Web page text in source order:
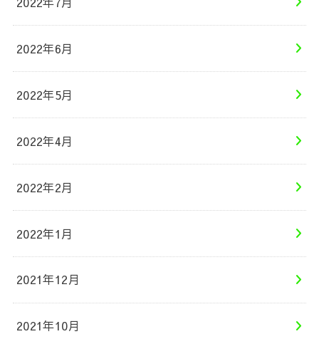
2022年6月
2022年5月
2022年4月
2022年2月
2022年1月
2021年12月
2021年10月